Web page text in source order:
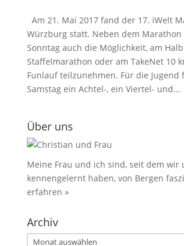
Am 21. Mai 2017 fand der 17. iWelt
Würzburg statt. Neben dem Marathon
Sonntag auch die Möglichkeit, am
Staffelmarathon oder am TakeNet 10
Funlauf teilzunehmen. Für die Jugend
Samstag ein Achtel-, ein Viertel- und...
Über uns
Meine Frau und ich sind, seit dem wir
kennengelernt haben, von Bergen
erfahren »
Archiv
Archiv